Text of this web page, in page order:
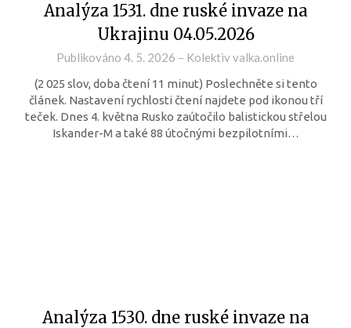
Analýza 1531. dne ruské invaze na
Ukrajinu 04.05.2026
Publikováno 4. 5. 2026 – Kolektiv valka.online
(2 025 slov, doba čtení 11 minut) Poslechněte si tento
článek. Nastavení rychlosti čtení najdete pod ikonou tří
teček. Dnes 4. května Rusko zaútočilo balistickou střelou
Iskander-M a také 88 útočnými bezpilotními…
Analýza 1530. dne ruské invaze na